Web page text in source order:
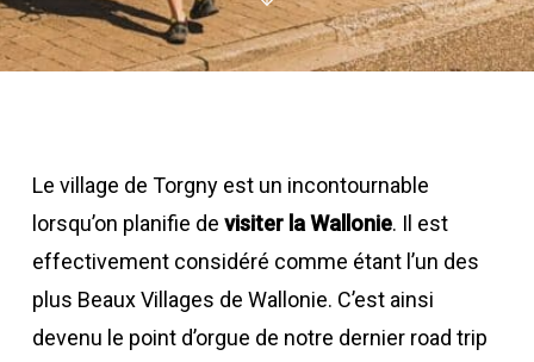
Le village de Torgny est un incontournable
lorsqu’on planifie de visiter la Wallonie. Il est
effectivement considéré comme étant l’un des
plus Beaux Villages de Wallonie. C’est ainsi
devenu le point d’orgue de notre dernier road trip